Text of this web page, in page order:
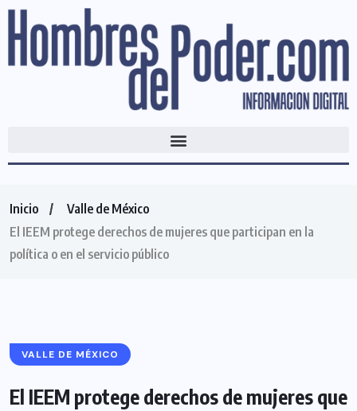
Inicio
Valle de México
El IEEM protege derechos de mujeres que participan en la
política o en el servicio público
VALLE DE MÉXICO
El IEEM protege derechos de mujeres que